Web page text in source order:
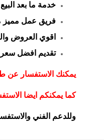
خدمة ما بعد البيع
فريق عمل مميز
اقوي العروض
تقديم افضل
يمكنك الاستفسار عن
كما يمكنكم ايضا
وللدعم الفني